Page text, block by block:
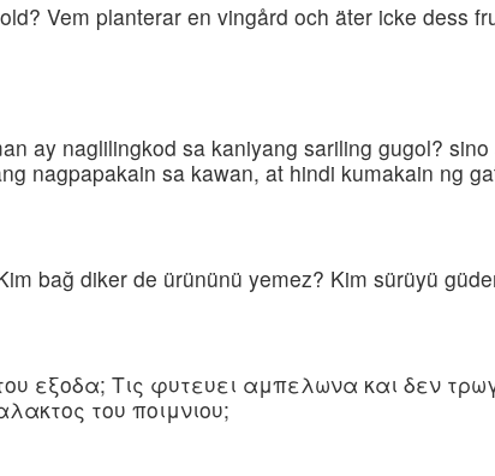
Vem planterar en vingård och äter icke dess
ay naglilingkod sa kaniyang sariling gugol?
nagpapakain sa kawan, at hindi kumakain ng
bağ diker de ürününü yemez? Kim sürüyü
εξοδα; Τις φυτευει αμπελωνα και δεν
του ποιμνιου;